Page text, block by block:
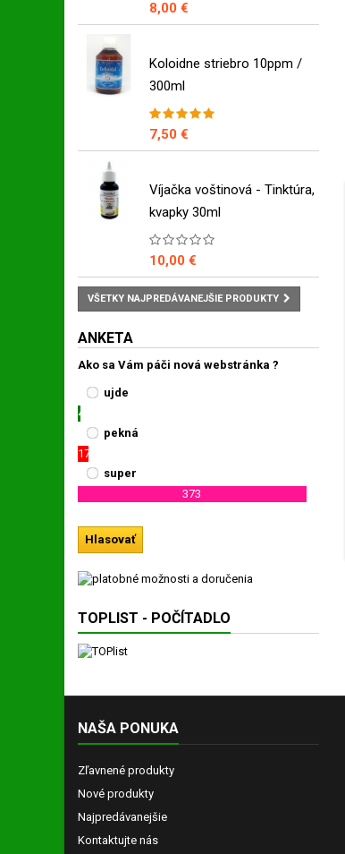
8,00 €
Koloidne striebro 10ppm /
300ml
7,50 €
Víjačka voštinová - Tinktúra,
kvapky 30ml
10,00 €
VŠETKY NAJPREDÁVANEJŠIE PRODUKTY
ANKETA
Ako sa Vám páči nová webstránka ?
ujde
4
pekná
17
super
373
TOPLIST - POČÍTADLO
NAŠA PONUKA
Zľavnené produkty
Nové produkty
Najpredávanejšie
Kontaktujte nás